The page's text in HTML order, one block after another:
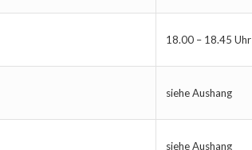
18.00 – 18.45 Uhr
siehe Aushang
siehe Aushang